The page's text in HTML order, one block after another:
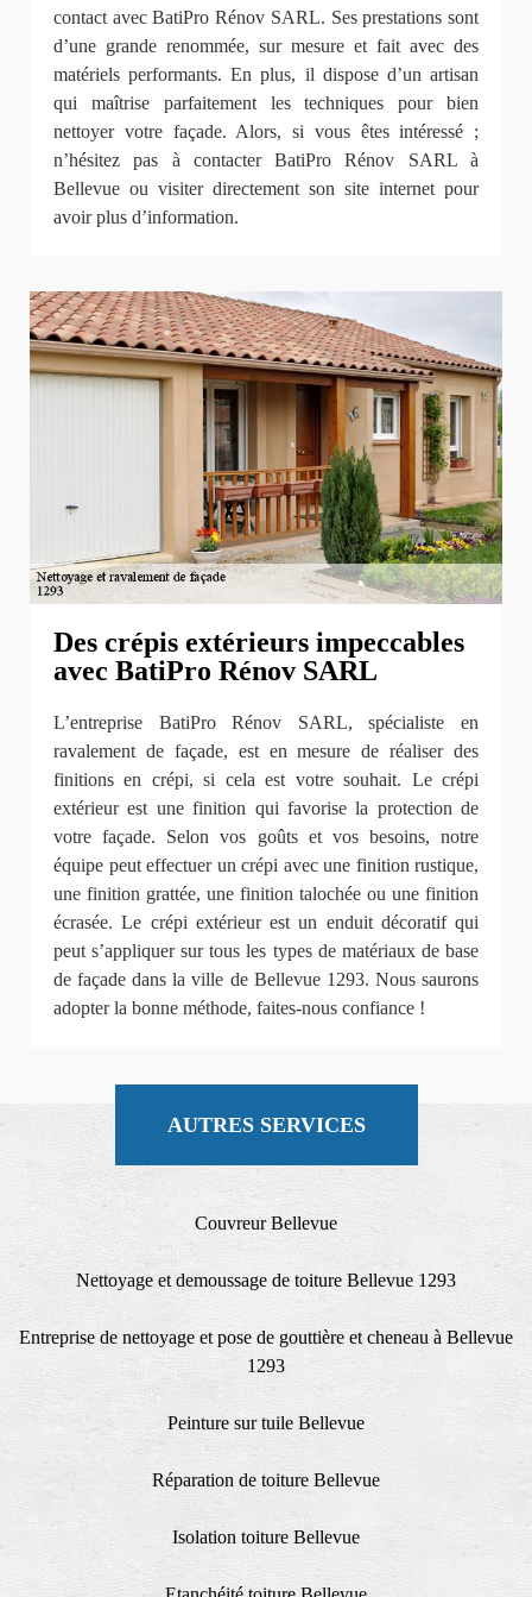
contact avec BatiPro Rénov SARL. Ses prestations sont
d’une grande renommée, sur mesure et fait avec des
matériels performants. En plus, il dispose d’un artisan
qui maîtrise parfaitement les techniques pour bien
nettoyer votre façade. Alors, si vous êtes intéressé ;
n’hésitez pas à contacter BatiPro Rénov SARL à
Bellevue ou visiter directement son site internet pour
avoir plus d’information.
Des crépis extérieurs impeccables
avec BatiPro Rénov SARL
L’entreprise BatiPro Rénov SARL, spécialiste en
ravalement de façade, est en mesure de réaliser des
finitions en crépi, si cela est votre souhait. Le crépi
extérieur est une finition qui favorise la protection de
votre façade. Selon vos goûts et vos besoins, notre
équipe peut effectuer un crépi avec une finition rustique,
une finition grattée, une finition talochée ou une finition
écrasée. Le crépi extérieur est un enduit décoratif qui
peut s’appliquer sur tous les types de matériaux de base
de façade dans la ville de Bellevue 1293. Nous saurons
adopter la bonne méthode, faites-nous confiance !
AUTRES SERVICES
Couvreur Bellevue
Nettoyage et demoussage de toiture Bellevue 1293
Entreprise de nettoyage et pose de gouttière et cheneau à Bellevue
1293
Peinture sur tuile Bellevue
Réparation de toiture Bellevue
Isolation toiture Bellevue